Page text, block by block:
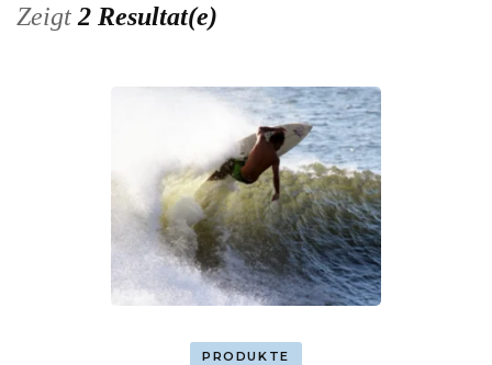
Zeigt 2 Resultat(e)
PRODUKTE